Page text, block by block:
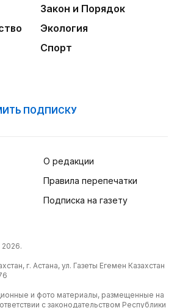
Закон и Порядок
Экология
Спорт
ПОДПИСКУ
О редакции
Правила перепечатки
Подписка на газету
2026.
г. Астана, ул. Газеты Егемен Казахстан
и фото материалы, размещенные на
с законодательством Республики